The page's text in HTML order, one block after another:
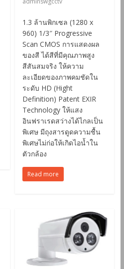
1.3 ล้านพิกเซล (1280 x
960) 1/3″ Progressive
Scan CMOS การแสดงผล
ของสี ได้สีที่มีคุณภาพสูง
สีสันสมจริง ให้ความ
ละเอียดของภาพคมชัดใน
ระดับ HD (Hight
Definition) Patent EXIR
Technology ให้แสง
อินฟราเรดสว่างได้ไกลเป็น
พิเศษ มีถุงสารดูดความชื้น
พิเศษไม่ก่อให้เกิดไอน้ำใน
ตัวกล้อง
Read more